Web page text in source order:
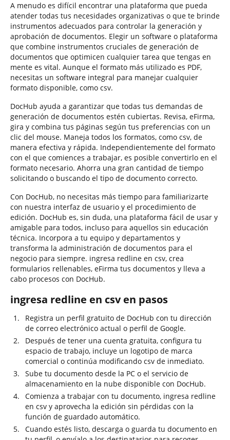
A menudo es difícil encontrar una plataforma que pueda
atender todas tus necesidades organizativas o que te brinde
instrumentos adecuados para controlar la generación y
aprobación de documentos. Elegir un software o plataforma
que combine instrumentos cruciales de generación de
documentos que optimicen cualquier tarea que tengas en
mente es vital. Aunque el formato más utilizado es PDF,
necesitas un software integral para manejar cualquier
formato disponible, como csv.
DocHub ayuda a garantizar que todas tus demandas de
generación de documentos estén cubiertas. Revisa, eFirma,
gira y combina tus páginas según tus preferencias con un
clic del mouse. Maneja todos los formatos, como csv, de
manera efectiva y rápida. Independientemente del formato
con el que comiences a trabajar, es posible convertirlo en el
formato necesario. Ahorra una gran cantidad de tiempo
solicitando o buscando el tipo de documento correcto.
Con DocHub, no necesitas más tiempo para familiarizarte
con nuestra interfaz de usuario y el procedimiento de
edición. DocHub es, sin duda, una plataforma fácil de usar y
amigable para todos, incluso para aquellos sin educación
técnica. Incorpora a tu equipo y departamentos y
transforma la administración de documentos para el
negocio para siempre. ingresa redline en csv, crea
formularios rellenables, eFirma tus documentos y lleva a
cabo procesos con DocHub.
ingresa redline en csv en pasos
Registra un perfil gratuito de DocHub con tu dirección
de correo electrónico actual o perfil de Google.
Después de tener una cuenta gratuita, configura tu
espacio de trabajo, incluye un logotipo de marca
comercial o continúa modificando csv de inmediato.
Sube tu documento desde la PC o el servicio de
almacenamiento en la nube disponible con DocHub.
Comienza a trabajar con tu documento, ingresa redline
en csv y aprovecha la edición sin pérdidas con la
función de guardado automático.
Cuando estés listo, descarga o guarda tu documento en